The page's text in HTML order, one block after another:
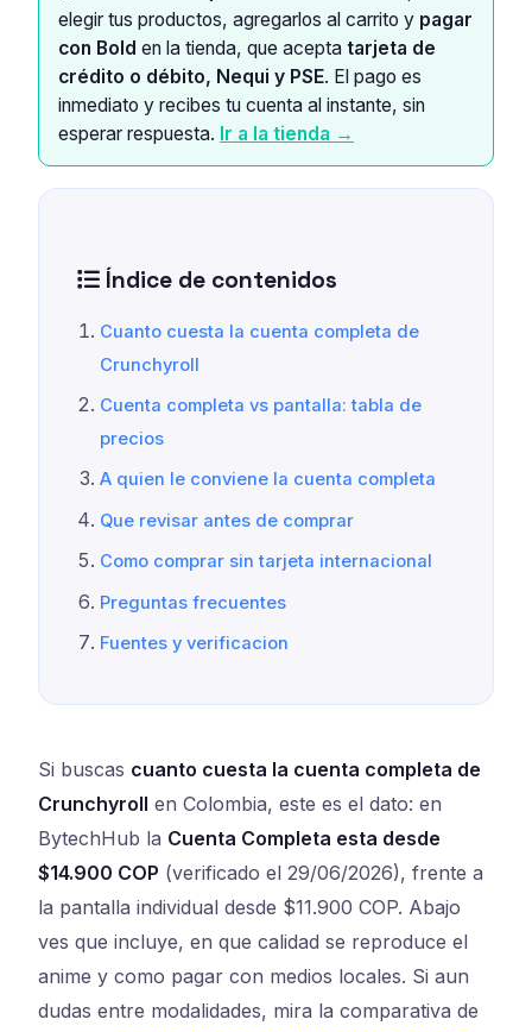
elegir tus productos, agregarlos al carrito y pagar
con Bold en la tienda, que acepta tarjeta de
crédito o débito, Nequi y PSE. El pago es
inmediato y recibes tu cuenta al instante, sin
esperar respuesta. Ir a la tienda →
Índice de contenidos
Cuanto cuesta la cuenta completa de
Crunchyroll
Cuenta completa vs pantalla: tabla de
precios
A quien le conviene la cuenta completa
Que revisar antes de comprar
Como comprar sin tarjeta internacional
Preguntas frecuentes
Fuentes y verificacion
Si buscas cuanto cuesta la cuenta completa de
Crunchyroll en Colombia, este es el dato: en
BytechHub la Cuenta Completa esta desde
$14.900 COP (verificado el 29/06/2026), frente a
la pantalla individual desde $11.900 COP. Abajo
ves que incluye, en que calidad se reproduce el
anime y como pagar con medios locales. Si aun
dudas entre modalidades, mira la comparativa de